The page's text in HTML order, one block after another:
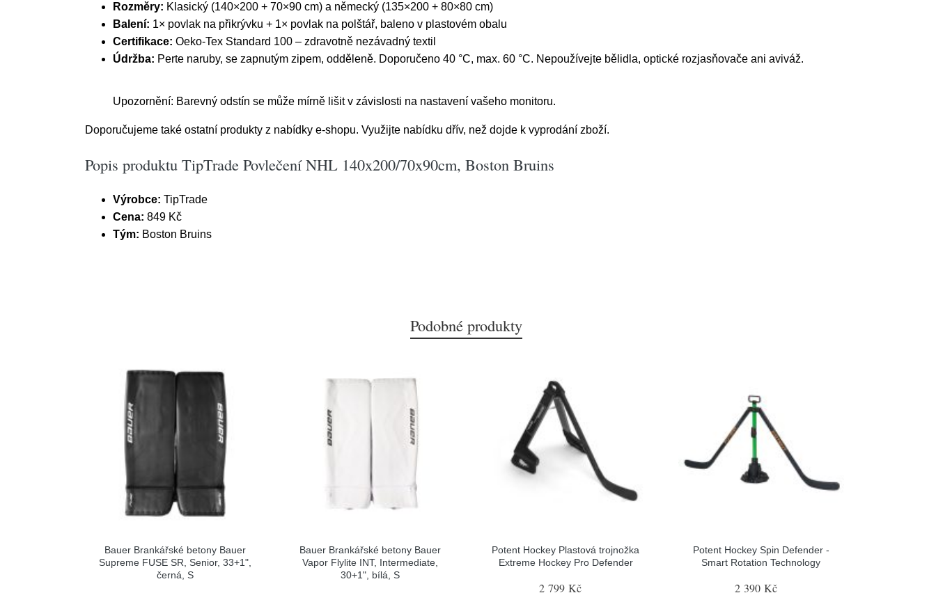
Rozměry: Klasický (140×200 + 70×90 cm) a německý (135×200 + 80×80 cm)
Balení: 1× povlak na přikrývku + 1× povlak na polštář, baleno v plastovém obalu
Certifikace: Oeko-Tex Standard 100 – zdravotně nezávadný textil
Údržba: Perte naruby, se zapnutým zipem, odděleně. Doporučeno 40 °C, max. 60 °C. Nepoužívejte bělidla, optické rozjasňovače ani aviváž.
Upozornění: Barevný odstín se může mírně lišit v závislosti na nastavení vašeho monitoru.
Doporučujeme také ostatní produkty z nabídky e-shopu. Využijte nabídku dřív, než dojde k vyprodání zboží.
Popis produktu TipTrade Povlečení NHL 140x200/70x90cm, Boston Bruins
Výrobce: TipTrade
Cena: 849 Kč
Tým: Boston Bruins
Podobné produkty
Bauer Brankářské betony Bauer
Supreme FUSE SR, Senior, 33+1",
černá, S
Bauer Brankářské betony Bauer
Vapor Flylite INT, Intermediate,
30+1", bílá, S
Potent Hockey Plastová trojnožka
Extreme Hockey Pro Defender
2 799 Kč
Potent Hockey Spin Defender -
Smart Rotation Technology
2 390 Kč